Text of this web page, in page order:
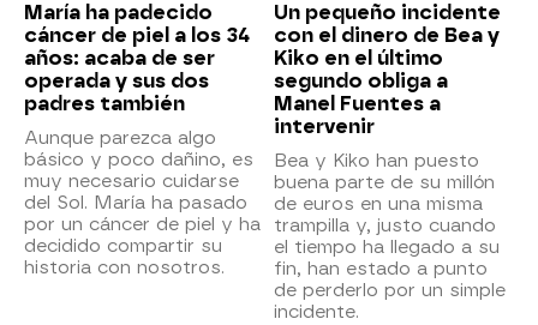
María ha padecido
cáncer de piel a los 34
años: acaba de ser
operada y sus dos
padres también
Aunque parezca algo
básico y poco dañino, es
muy necesario cuidarse
del Sol. María ha pasado
por un cáncer de piel y ha
decidido compartir su
historia con nosotros.
Un pequeño incidente
con el dinero de Bea y
Kiko en el último
segundo obliga a
Manel Fuentes a
intervenir
Bea y Kiko han puesto
buena parte de su millón
de euros en una misma
trampilla y, justo cuando
el tiempo ha llegado a su
fin, han estado a punto
de perderlo por un simple
incidente.